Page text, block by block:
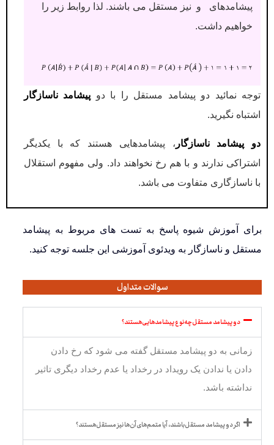
پیشامدهای و نیز مستقل می باشند. لذا روابط زیر را
خواهیم داشت.
توجه نمائید دو پیشامد مستقل را با دو پیشامد ناسازگار
اشتباه نگیرید.
دو پیشامد ناسازگار ، پیشامدهایی هستند که با یکدیگر
اشتراکی ندارند و با هم رخ نخواهند داد. ولی مفهوم استقلال
با ناسازگاری متفاوت می باشد.
برای آموزش شیوه پاسخ به تست های مربوط به پیشامد
مستقل و ناسازگار به ویدئوی آموزشی این جلسه توجه کنید.
سوالات متداول
دو پیشامد مستقل چه نوع پیشامدهایی هستند؟
زمانی به دو پیشامد مستقل گفته می شود که رخ دادن
دادن یا ندادن یک رویداد در رخداد یا عدم رخداد دیگری تاثیر
نداشته باشد.
اگر دو پیشامد مستقل باشند، آیا متمم های آن ها نیز مستقل هستند؟